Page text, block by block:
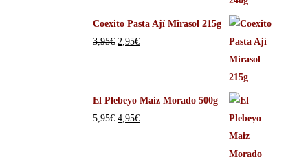
Coexito Pasta Ají Mirasol 215g
3,95€ 2,95€
El Plebeyo Maiz Morado 500g
5,95€ 4,95€